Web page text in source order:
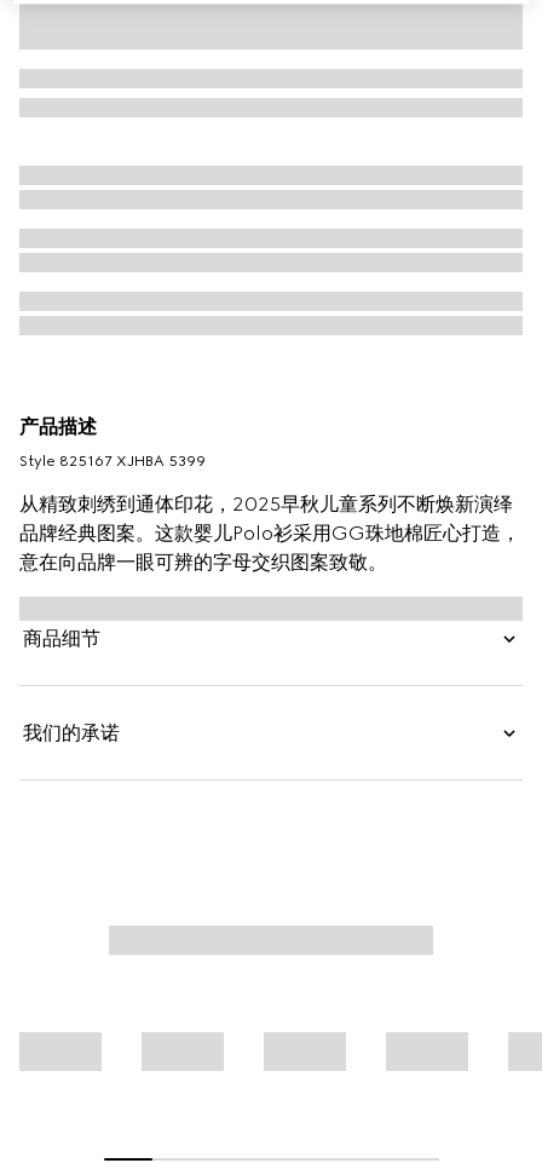
产品描述
Style ‎825167 XJHBA 5399
从精致刺绣到通体印花，2025早秋儿童系列不断焕新演绎
品牌经典图案。这款婴儿Polo衫采用GG珠地棉匠心打造，
意在向品牌一眼可辨的字母交织图案致敬。
商品细节
我们的承诺